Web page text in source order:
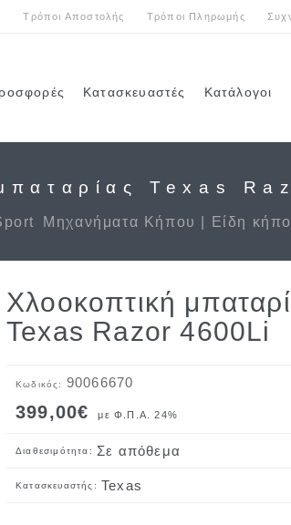
Τρόποι Αποστολής Τρόποι Πληρωμής
Κατασκευαστές Κατάλογοι
Texas
Μηχανήματα Κήπου | Είδη
Χλοοκοπτική
Texas Razor 4600Li
Κωδικός: 90066670
399,00€ με Φ.Π.Α. 24%
Διαθεσιμότητα: Σε απόθεμα
Κατασκευαστής: Texas